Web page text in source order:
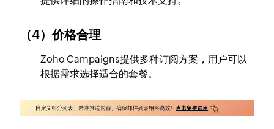
（4）价格合理
Zoho Campaigns提供多种订阅方案，用户可以
根据需求选择适合的套餐。